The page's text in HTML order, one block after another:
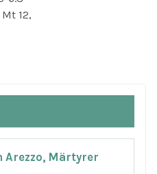
12,
Arezzo, Märtyrer